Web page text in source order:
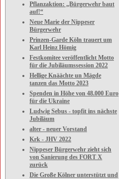
Pflanzaktion: „Bürgerwehr baut
auf!“
Neue Marie der Nippeser
Bürgerwehr
Prinzen-Garde Köln trauert um
Karl Heinz Hömig
Festkomitee veröffentlicht Motto
für die Jubiläumssession 2022
Hellige Knäächte un Mägde
tanzen das Motto 2023
Spenden in Höhe von 48.000 Euro
für die Ukraine
Ludwig Sebus - topfit ins nächste
Jubiläum
alter - neuer Vorstand
Krk - JHV 2022
Nippeser Bürgerwehr zieht sich
von Sanierung des FORT X
zurück
Die Große Kölner unterstützt und